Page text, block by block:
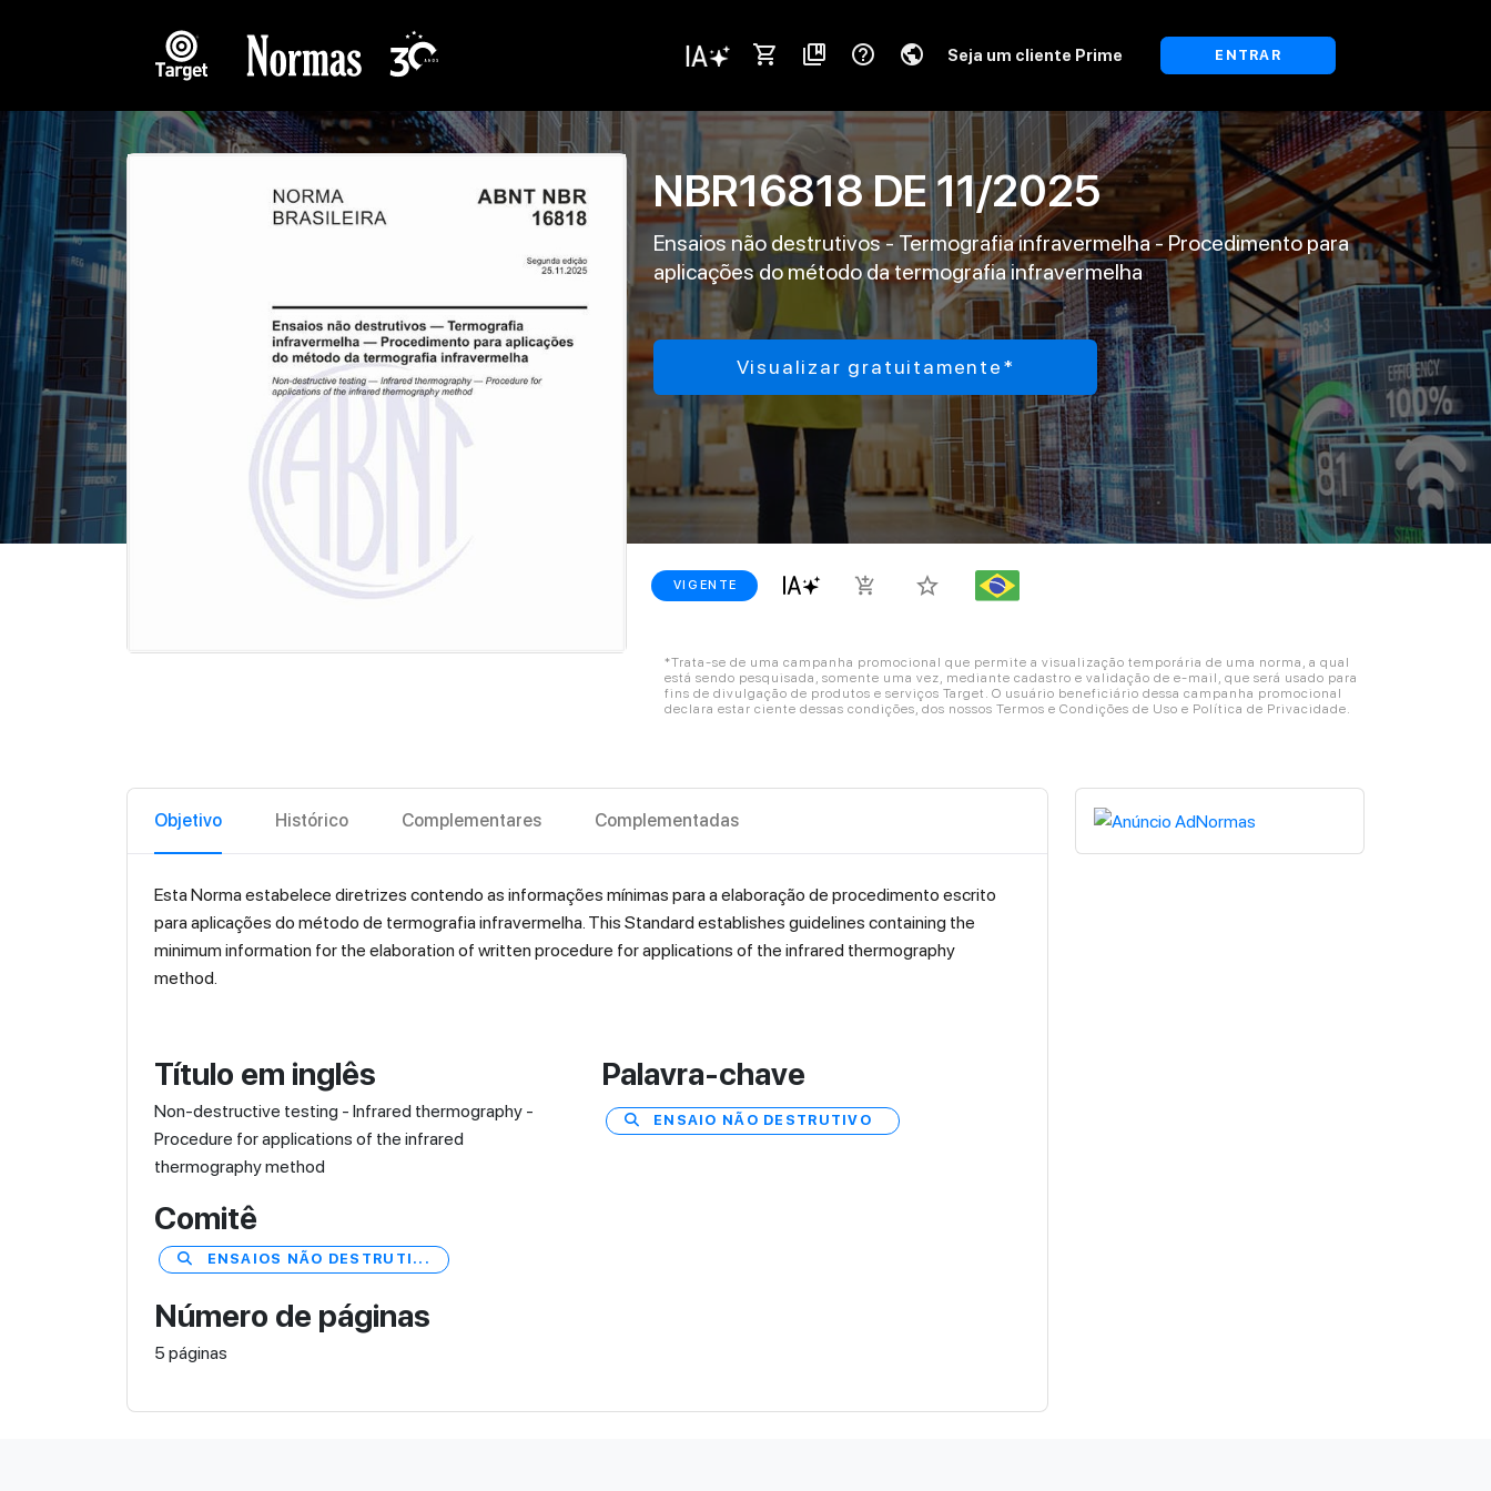
shopping_cart collections_bookmark help_outline public Seja um cliente Prime ENTRAR
NBR16818DE11/2025
Ensaios não destrutivos - Termografia infravermelha - Procedimento para
aplicações do método da termografia infravermelha
Visualizar gratuitamente*
VIGENTE add_shopping_cart star_border
*Trata-se de uma campanha promocional que permite a visualização temporária de uma norma, a qual
está sendo pesquisada, somente uma vez, mediante cadastro e validação de e-mail, que será usado para
fins de divulgação de produtos e serviços Target. O usuário beneficiário dessa campanha promocional
declara estar ciente dessas condições, dos nossos Termos e Condições de Uso e Política de Privacidade.
Objetivo Histórico Complementares Complementadas
Esta Norma estabelece diretrizes contendo as informações mínimas para a elaboração de procedimento escrito
para aplicações do método de termografia infravermelha. This Standard establishes guidelines containing the
minimum information for the elaboration of written procedure for applications of the infrared thermography
method.
Título em inglês
Non-destructive testing - Infrared thermography -
Procedure for applications of the infrared
thermography method
Comitê
ENSAIOS NÃO DESTRUTI...
Número de páginas
5 páginas
Palavra-chave
ENSAIO NÃO DESTRUTIVO